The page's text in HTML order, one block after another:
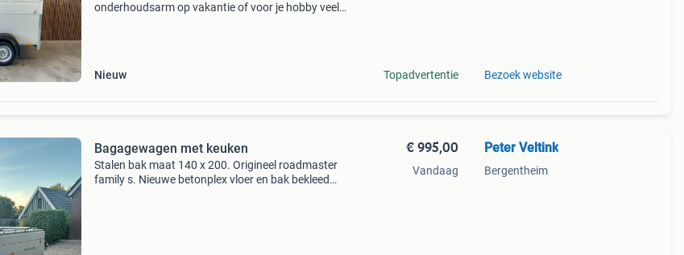
onderhoudsarm op vakantie of voor je hobby veel
Nieuw
Topadvertentie Bezoek website
Bagagewagen met keuken
Stalen bak maat 140 x 200. Origineel roadmaster
family s. Nieuwe betonplex vloer en bak bekleed
€ 995,00
Vandaag
Peter Veltink
Bergentheim